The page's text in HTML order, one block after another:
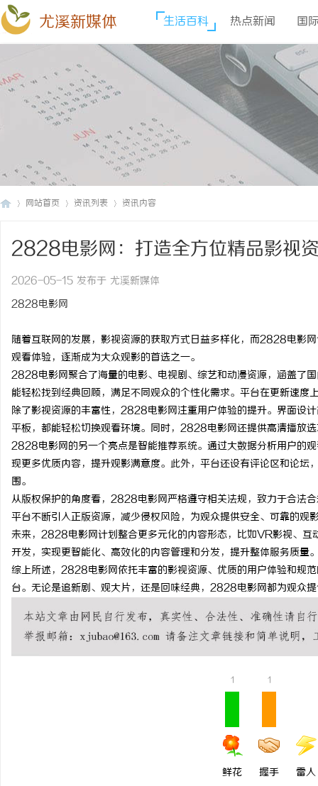
尤溪新媒体 生活百科 热点新闻 国
网站首页 资讯列表 资讯内容
2828电影网：打造全方位精品影视
2026-05-15 发布于 尤溪新媒体
2828电影网
随着互联网的发展，影视资源的获取方式日益多样化，而2828电影
观看体验，逐渐成为大众观影的首选之一。
2828电影网聚合了海量的电影、电视剧、综艺和动漫资源，涵盖了
能轻松找到经典回顾，满足不同观众的个性化需求。平台在更新速度
除了影视资源的丰富性，2828电影网注重用户体验的提升。界面设
平板，都能轻松切换观看环境。同时，2828电影网还提供高清播放
2828电影网的另一个亮点是智能推荐系统。通过大数据分析用户的
现更多优质内容，提升观影满意度。此外，平台还设有评论区和论
围。
从版权保护的角度看，2828电影网严格遵守相关法规，致力于合法
平台不断引入正版资源，减少侵权风险，为观众提供安全、可靠的观
未来，2828电影网计划整合更多元化的内容形态，比如VR影视、
开发，实现更智能化、高效化的内容管理和分发，提升整体服务质量
综上所述，2828电影网依托丰富的影视资源、优质的用户体验和规
台。无论是追新剧、观大片，还是回味经典，2828电影网都为观众
1
鲜花
1
握手 雷人
汉配眼镜 上海配眼镜 武汉配眼镜 上海配眼镜